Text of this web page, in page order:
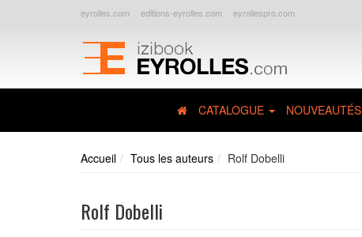
eyrolles.com editions-eyrolles.com eyrollespro.com
CATALOGUE NOUVEAUTÉS
Accueil Tous les auteurs Rolf Dobelli
Rolf Dobelli